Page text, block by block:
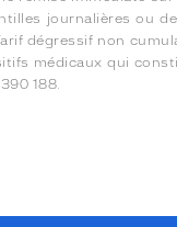
journalières ou
dégressif non
médicaux qui
188.